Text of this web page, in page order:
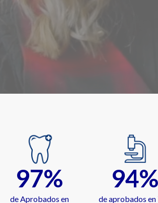
97%
de Aprobados en
94%
de aprobados en